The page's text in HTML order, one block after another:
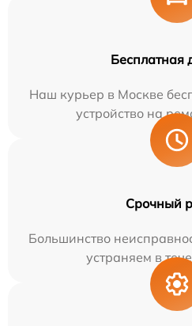
Бесплатная
Наш курьер в Москве
устройство на
Срочный
Большинство
устраняем в